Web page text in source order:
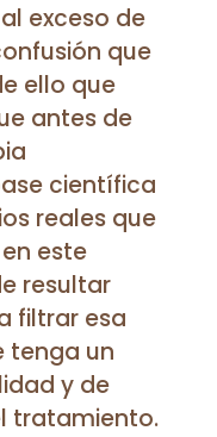
exceso de
que
ello que
antes de
científica
reales que
este
resultar
filtrar esa
tenga un
y de
tratamiento.